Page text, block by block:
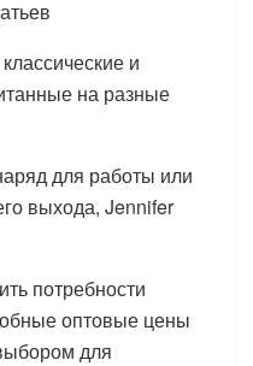
и
на разные
для работы или
выхода, Jennifer
потребности
оптовые цены
для